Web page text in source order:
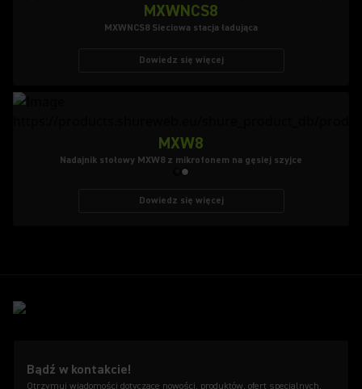
MXWNCS8
MXWNCS8 Sieciowa stacja ładująca
Dowiedz się więcej
MXW8
Nadajnik stołowy MXW8 z mikrofonem na gęsiej szyjce
Dowiedz się więcej
Bądź w kontakcie!
Otrzymuj wiadomości dotyczące nowości, produktów, ofert specjalnych,